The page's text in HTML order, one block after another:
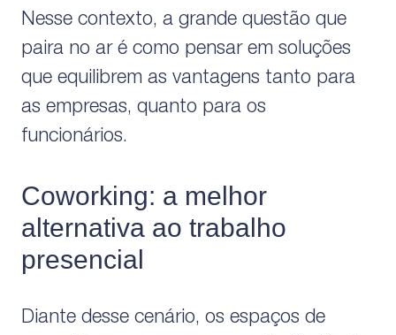
Nesse contexto, a grande questão que
paira no ar é como pensar em soluções
que equilibrem as vantagens tanto para
as empresas, quanto para os
funcionários.
Coworking: a melhor
alternativa ao trabalho
presencial
Diante desse cenário, os espaços de